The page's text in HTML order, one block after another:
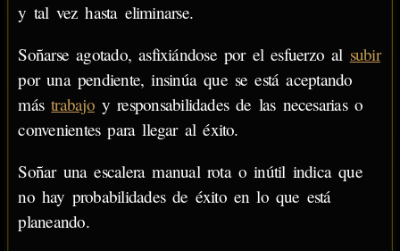
y tal vez hasta eliminarse.
Soñarse agotado, asfixiándose por el esfuerzo al subir
por una pendiente, insinúa que se está aceptando
mástrabajoy responsabilidades de las necesarias o
convenientes para llegar al éxito.
Soñar una escalera manual rota o inútil indica que
no hay probabilidades de éxito en lo que está
planeando.